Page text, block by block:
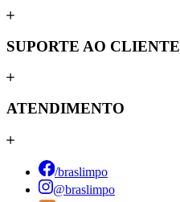
SUPORTE AO CLIENTE
ATENDIMENTO
/braslimpo
@braslimpo